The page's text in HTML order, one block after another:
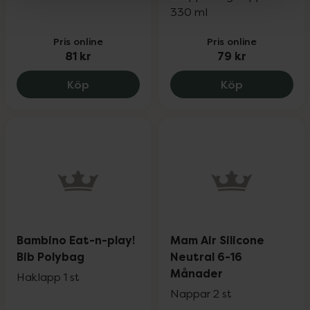
Pris online
81 kr
Köp MAM Supreme 16-36 månader, 81 kr.
330 ml
Pris online
79 kr
Köp MAM
Bambino Eat-n-play!
Bib Polybag
Haklapp 1 st
Mam Air Silicone
Neutral 6-16
Månader
Nappar 2 st